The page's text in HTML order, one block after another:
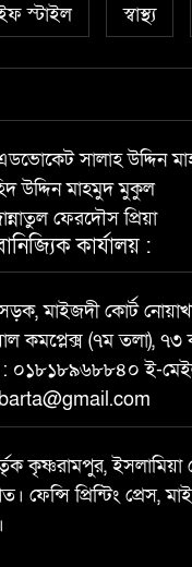
স্টাইল স্বাস্থ্য
সালাহ উদ্দিন
উদ্দিন মাহমুদ মুকুল
ফেরদৌস প্রিয়া
কার্যালয় :
মাইজদী কোর্ট
কমপ্লেক্স (৭ম তলা),
: ০১৮১৮৯৬৮৮৪০ ই-
কৃষ্ণরামপুর,
ফেন্সি প্রিন্টিং প্রেস,